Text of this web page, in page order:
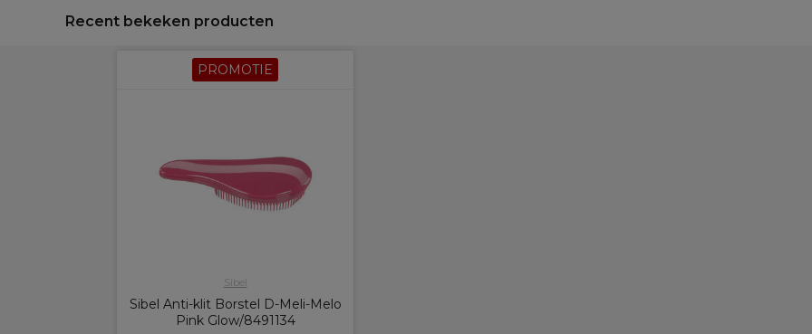
Recent bekeken producten
PROMOTIE
Sibel
Sibel Anti-klit Borstel D-Meli-Melo
Pink Glow/8491134